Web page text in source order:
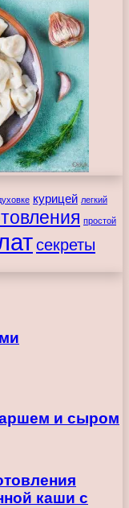
курицей легкий
простой
секреты
и сыром
каши с